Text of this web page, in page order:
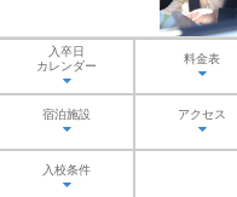
入卒日
カレンダー
料金表
宿泊施設 アクセス
入校条件